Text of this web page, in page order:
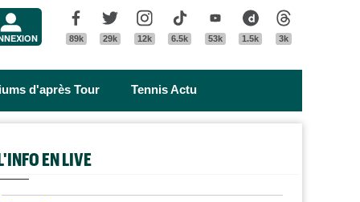
Facebook
89k
Twitter
29k
Instagram
12k
Tik Tok
6.5k
Youtube
53k
Dailymotion
1.5k 3k
d'après Tour Tennis Actu
EN LIVE